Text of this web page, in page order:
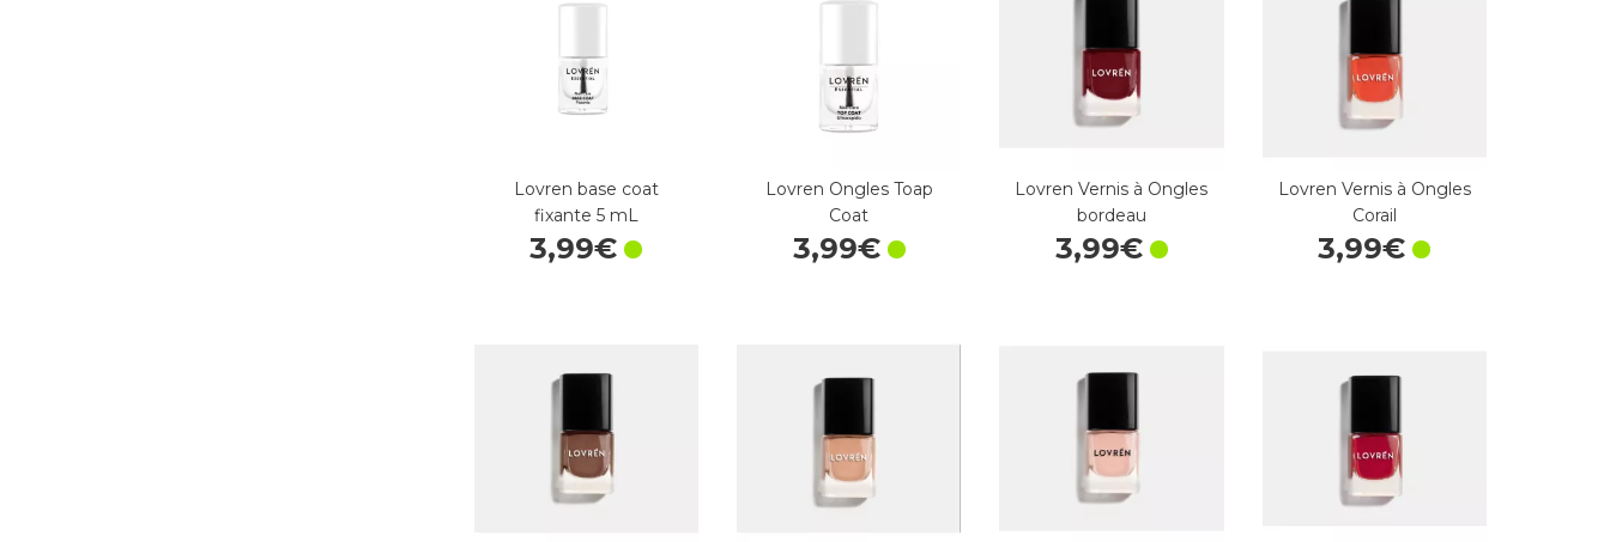
Lovren base coat
fixante 5 mL
3,99€
Lovren Ongles Toap
Coat
3,99€
Lovren Vernis à Ongles
bordeau
3,99€
Lovren Vernis à Ongles
Corail
3,99€